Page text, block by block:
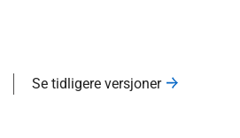
Se tidligere versjoner